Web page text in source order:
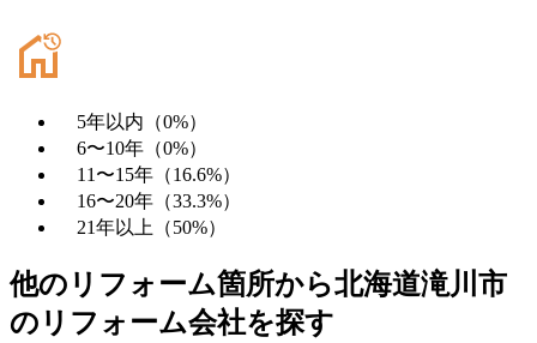
5年以内 （0%）
6〜10年 （0%）
11〜15年 （16.6%）
16〜20年 （33.3%）
21年以上
（50%）
他のリフォーム箇所から北海道滝川市
のリフォーム会社を探す